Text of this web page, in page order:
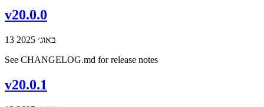
v20.0.0
13 באוג׳ 2025
See CHANGELOG.md for release notes
v20.0.1